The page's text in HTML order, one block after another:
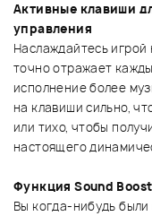
Активные клавиши
управления
Наслаждайтесь игрой
точно отражает
исполнение более
на клавиши сильно,
или тихо, чтобы
настоящего
Функция Sound
Вы когда-нибудь